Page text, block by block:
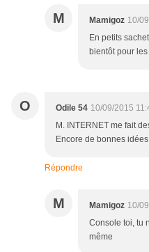
M Mamigoz 10/
En petits
bientôt pour
O Odile 54 10/09/2015
M. INTERNET me fait
Encore de bonnes
Répondre
M Mamigoz 10/
Console toi, tu
même